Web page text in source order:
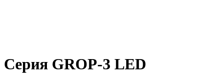
Серия GROP-3 LED